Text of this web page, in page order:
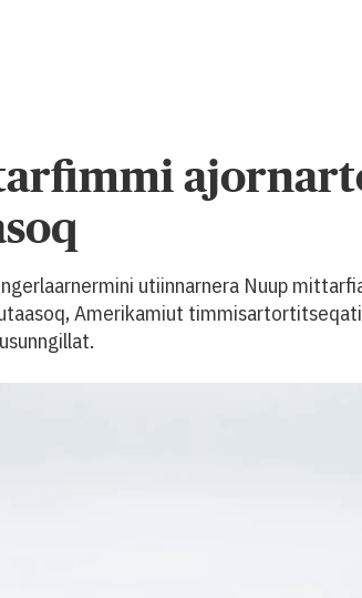
utiinnarnera Nuup
Amerikamiut